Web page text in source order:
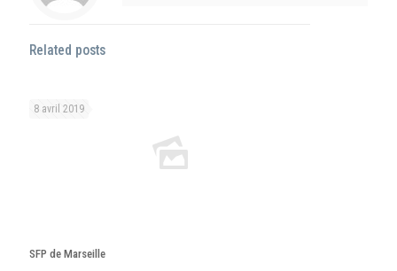
Related posts
8 avril 2019
SFP de Marseille